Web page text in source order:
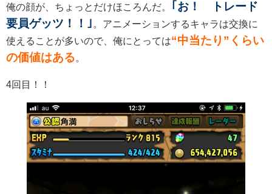
俺の顔が、ちょっとだけほころんだ。
｢お！ トレード
要員ゲッツ！！｣
。アニメーションするキャラは交換に
使えることが多いので、俺にとっては“中当たり”くらい
の価値はある。
4回目！！